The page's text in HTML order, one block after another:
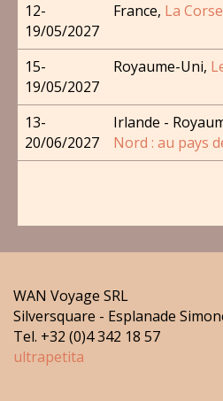
12-
19/05/2027
France, La
15-
19/05/2027
Royaume-Uni,
13-
20/06/2027
Irlande -
Nord : au pays
WAN Voyage SRL
Silversquare - Esplanade
Tel. +32 (0)4 342 18 57
ultrapetita